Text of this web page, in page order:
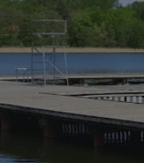
SessID
QeSessID
MvSessID
__cf_bm